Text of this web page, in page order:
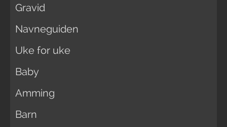
Gravid
Navneguiden
Uke for uke
Baby
Amming
Barn